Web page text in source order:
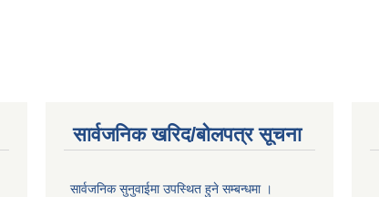
सार्वजनिक खरिद/बोलपत्र सूचना
सार्वजनिक सुनुवाईमा उपस्थित हुने सम्बन्धमा ।